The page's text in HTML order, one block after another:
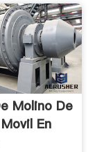
Molino De
En